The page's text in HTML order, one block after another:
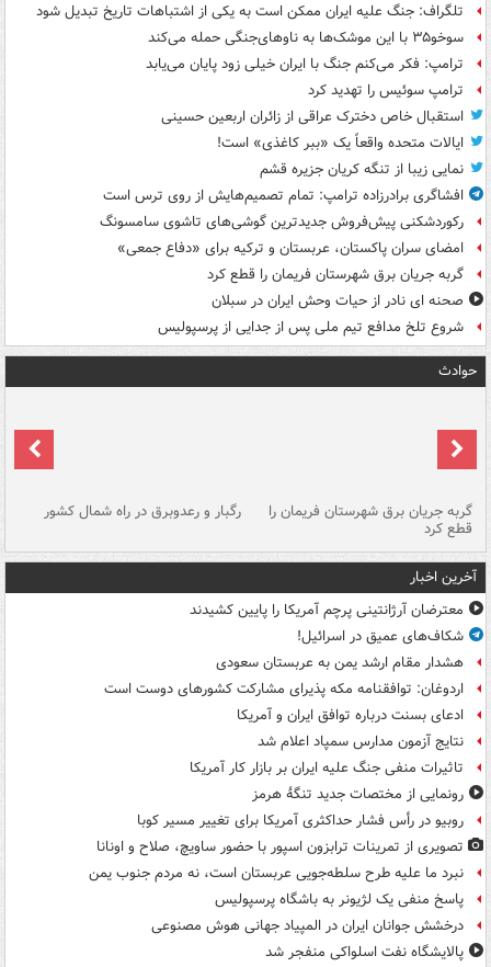
تلگراف: جنگ علیه ایران ممکن است به یکی از اشتباهات تاریخ تبدیل شود
سوخو۳۵ با این موشک‌ها به ناوهای‌جنگی حمله می‌کند
ترامپ: فکر می‌کنم جنگ با ایران خیلی زود پایان می‌یابد
ترامپ سوئیس را تهدید کرد
استقبال خاص دخترک عراقی از زائران اربعین حسینی
ایالات متحده واقعاً یک «ببر کاغذی» است!
نمایی زیبا از تنگه کریان جزیره قشم
افشاگری برادرزاده ترامپ: تمام تصمیم‌هایش از روی ترس است
رکوردشکنی پیش‌فروش جدیدترین گوشی‌های تاشوی سامسونگ
امضای سران پاکستان، عربستان و ترکیه برای «دفاع جمعی»
گربه جریان برق شهرستان فریمان را قطع کرد
صحنه ای نادر از حیات وحش ایران در سبلان
شروع تلخ مدافع تیم ملی پس از جدایی از پرسپولیس
حوادث
گربه جریان برق شهرستان فریمان را
قطع کرد
رگبار و رعدوبرق در راه شمال کشور
آخرین اخبار
معترضان آرژانتینی پرچم آمریکا را پایین کشیدند
شکاف‌های عمیق در اسرائیل!
هشدار مقام ارشد یمن به عربستان سعودی
اردوغان: توافقنامه مکه پذیرای مشارکت کشورهای دوست است
ادعای بسنت درباره توافق ایران و آمریکا
نتایج آزمون مدارس سمپاد اعلام شد
تاثیرات منفی جنگ علیه ایران بر بازار کار آمریکا
رونمایی از مختصات جدید تنگۀ هرمز
روبیو در رأس فشار حداکثری آمریکا برای تغییر مسیر کوبا
تصویری از تمرینات ترابزون اسپور با حضور ساویچ، صلاح و اونانا
نبرد ما علیه طرح سلطه‌جویی عربستان است، نه مردم جنوب یمن
پاسخ منفی یک لژیونر به باشگاه پرسپولیس
درخشش جوانان ایران در المپیاد جهانی هوش مصنوعی
پالایشگاه نفت اسلواکی منفجر شد